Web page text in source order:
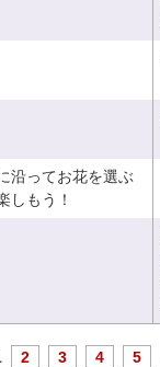
沿ってお花を選ぶ
しもう！
2 3 4 5